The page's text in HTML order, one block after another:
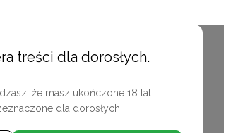
treści dla dorosłych.
że masz ukończone 18 lat i
dla dorosłych.
Fotografii